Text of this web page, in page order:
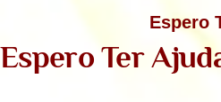
Espero
Espero Ter